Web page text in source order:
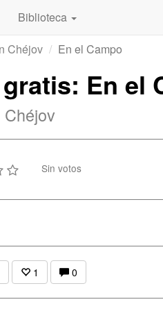
Biblioteca
Chéjov En el Campo
En el
Sin votos
1 0